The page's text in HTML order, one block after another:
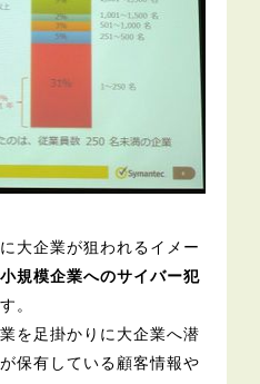
大企業が狙われるイメー
小規模企業へのサイバー犯
。
を足掛かりに大企業へ潜
保有している顧客情報や